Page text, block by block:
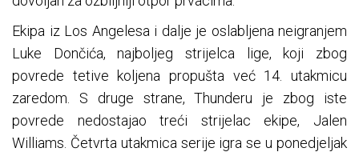
Ekipa iz Los Angelesa i dalje je oslabljena neigranjem
Luke Dončića, najboljeg strijelca lige, koji zbog
povrede tetive koljena propušta već 14. utakmicu
zaredom. S druge strane, Thunderu je zbog iste
povrede nedostajao treći strijelac ekipe, Jalen
Williams. Četvrta utakmica serije igra se u ponedjeljak